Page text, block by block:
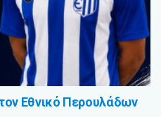
Εθνικό Περουλάδων